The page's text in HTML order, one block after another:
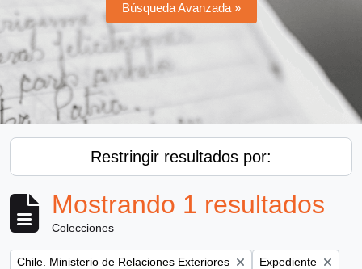
Búsqueda Avanzada »
Restringir resultados por:
Mostrando 1 resultados
Colecciones
Remove filter:
Chile. Ministerio de Relaciones Exteriores Remove filter:
Expediente